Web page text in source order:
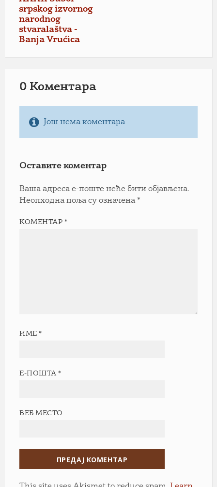
srpskog izvornog
narodnog
stvaralaštva -
Banja Vrućica
0 Коментарa
Још нема коментара
Оставите коментар
Ваша адреса е-поште неће бити објављена.
Неопходна поља су означена *
КОМЕНТАР*
ИМЕ*
Е-ПОШТА*
ВЕБ МЕСТО